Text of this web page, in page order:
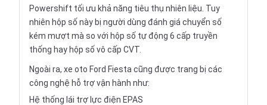
Powershift tối ưu khả năng tiêu thụ nhiên liệu. Tuy
nhiên hộp số này bị người dùng đánh giá chuyển số
kém mượt mà so với hộp số tự động 6 cấp truyền
thống hay hộp số vô cấp CVT.
Ngoài ra, xe oto Ford Fiesta cũng được trang bị các
công nghệ hỗ trợ vận hành như:
Hệ thống lái trợ lực điện EPAS